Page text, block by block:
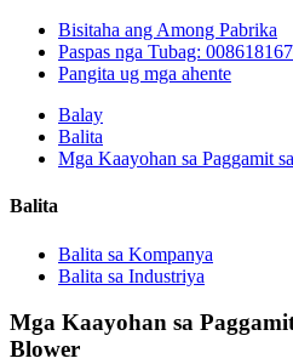
Bisitaha ang Among Pabrika
Paspas nga Tubag:
Pangita ug mga ahente
Balay
Balita
Mga Kaayohan sa Paggamit
Balita
Balita sa Kompanya
Balita sa Industriya
Mga Kaayohan sa
Blower